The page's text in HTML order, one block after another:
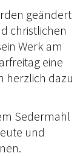
geändert
christlichen
Werk am
eine
herzlich dazu
Sedermahl
und